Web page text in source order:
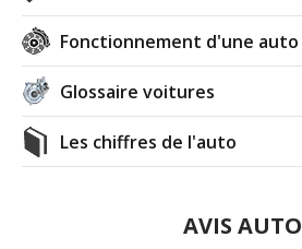
Fonctionnement d'une auto
Glossaire voitures
Les chiffres de l'auto
AVIS AUTO